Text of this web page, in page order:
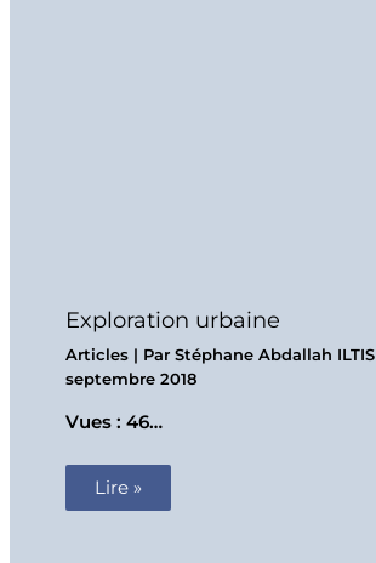
Exploration urbaine
Articles| Par Stéphane Abdallah ILTIS
septembre 2018
Vues : 46…
Lire »